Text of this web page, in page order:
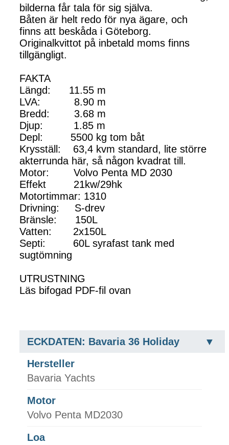
bilderna får tala för sig själva.
Båten är helt redo för nya ägare, och
finns att beskåda i Göteborg.
Originalkvittot på inbetald moms finns
tillgängligt.
FAKTA
Längd: 11.55 m
LVA: 8.90 m
Bredd: 3.68 m
Djup: 1.85 m
Depl: 5500 kg tom båt
Krysställ: 63,4 kvm standard, lite större
akterrunda här, så någon kvadrat till.
Motor: Volvo Penta MD 2030
Effekt 21kw/29hk
Motortimmar: 1310
Drivning: S-drev
Bränsle: 150L
Vatten: 2x150L
Septi: 60L syrafast tank med
sugtömning
UTRUSTNING
Läs bifogad PDF-fil ovan
ECKDATEN: Bavaria 36 Holiday
Hersteller
Bavaria Yachts
Motor
Volvo Penta MD2030
Loa